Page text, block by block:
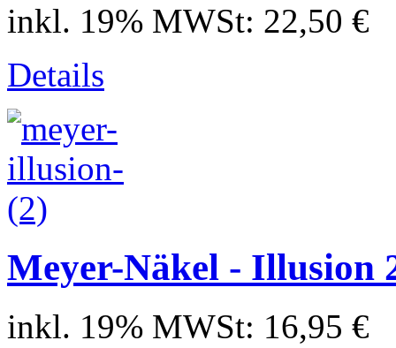
inkl. 19% MWSt: 22,50 €
Details
Meyer-Näkel - Illusion
inkl. 19% MWSt: 16,95 €